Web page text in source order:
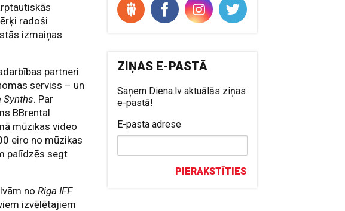
radoši
izmaiņas
partneri
serviss – un
Synths. Par
BBrental
mūzikas video
eiro no mūzikas
palīdzēs segt
noRiga IFF
izvēlētajiem
ZIŅAS E-PASTĀ
Saņem Diena.lv aktuālās ziņas
e-pastā!
E-pasta adrese
PIERAKSTĪTIES